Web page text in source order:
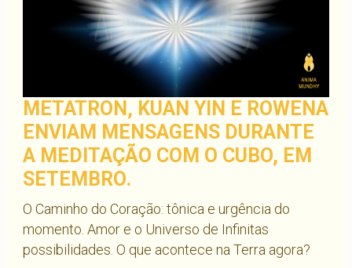
METATRON, KUAN YIN E ROWENA
ENVIAM MENSAGENS DURANTE
A MEDITAÇÃO COM O CUBO, EM
SETEMBRO.
O Caminho do Coração: tônica e urgência do
momento. Amor e o Universo de Infinitas
possibilidades. O que acontece na Terra agora?